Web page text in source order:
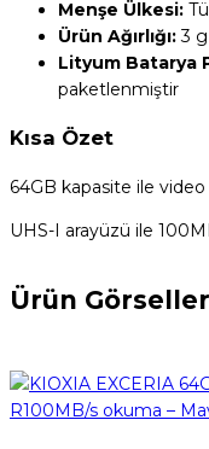
Menşe Ülkesi:
Ürün Ağırlığı:‎3 g
Lityum Batarya
paketlenmiştir
Kısa Özet
64GB kapasite ile
UHS-I arayüzü ile
Ürün